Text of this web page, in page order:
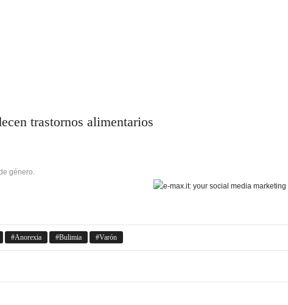
trastornos alimentarios
género.
Anorexia Bulimia Varón